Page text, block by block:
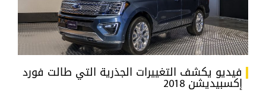
فيديو يكشف التغييرات الجذرية التي طالت فورد
إكسبيديشن 2018